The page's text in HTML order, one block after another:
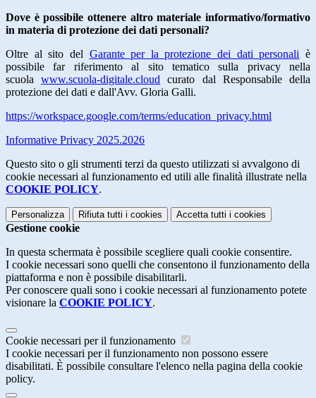
Dove è possibile ottenere altro materiale informativo/formativo
in materia di protezione dei dati personali?
Oltre al sito del Garante per la protezione dei dati personali è
possibile far riferimento al sito tematico sulla privacy nella
scuolawww.scuola-digitale.cloud curato dal Responsabile della
protezione dei dati e dall'Avv. Gloria Galli.
https://workspace.google.com/terms/education_privacy.html
Informative Privacy 2025.2026
Questo sito o gli strumenti terzi da questo utilizzati si avvalgono di
cookie necessari al funzionamento ed utili alle finalità illustrate nella
COOKIE POLICY.
Personalizza Rifiuta tutti i cookies Accetta tutti i cookies
Gestione cookie
In questa schermata è possibile scegliere quali cookie consentire.
I cookie necessari sono quelli che consentono il funzionamento della
piattaforma e non è possibile disabilitarli.
Per conoscere quali sono i cookie necessari al funzionamento potete
visionare la COOKIE POLICY.
Cookie necessari per il funzionamento
I cookie necessari per il funzionamento non possono essere
disabilitati. È possibile consultare l'elenco nella pagina della cookie
policy.